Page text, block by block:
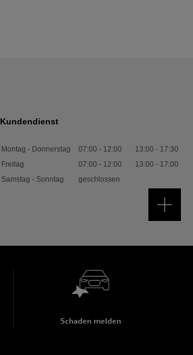
Kundendienst
Montag - Donnerstag 07:00 - 12:00 13:00 - 17:30
Freitag
07:00 - 12:00 13:00 - 17:00
Samstag - Sonntag
geschlossen
Schaden melden